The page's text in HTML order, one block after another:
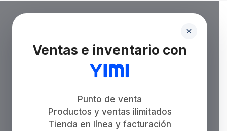
Ventas e inventario con
Punto de venta
Productos y ventas ilimitados
Tienda en línea y facturación